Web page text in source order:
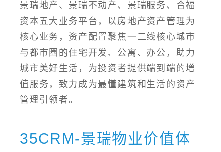
景瑞地产、景瑞不动产、景瑞服务、合福
资本五大业务平台，以房地产资产管理为
核心业务，资产配置聚焦一二线核心城市
与都市圈的住宅开发、公寓、办公，助力
城市美好生活，为投资者提供端到端的增
值服务，致力成为最懂建筑和生活的资产
管理引领者。
35CRM-景瑞物业价值体